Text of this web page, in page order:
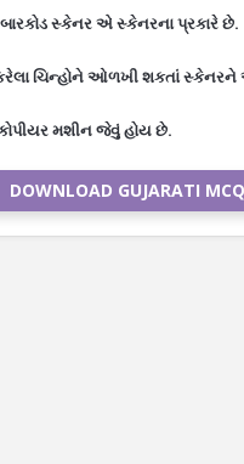
સ્કેનર એ સ્કેનરના પ્રકારે છે.
ચિન્હોને ઓળખી શકતાં સ્કેનરને
મશીન જેવું હોય છે.
DOWNLOAD GUJARATI